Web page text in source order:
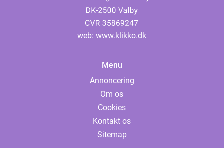
web: www.klikko.dk
Menu
Annoncering
Om os
Cookies
Kontakt os
Sitemap